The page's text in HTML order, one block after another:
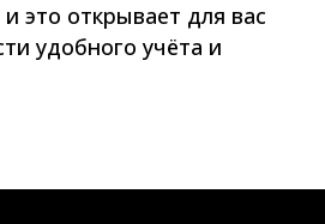
это открывает для вас
удобного учёта и